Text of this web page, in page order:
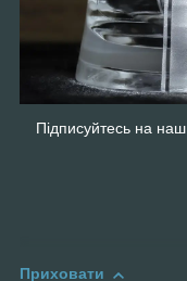
Підписуйтесь на наш
Приховати